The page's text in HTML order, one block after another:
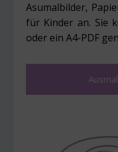
Asumalbilder,
für Kinder an. Sie
oder ein A4-PDF